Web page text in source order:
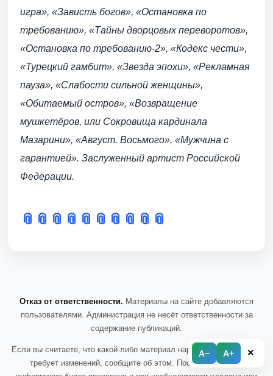
A− A+ ×
игра», «Зависть богов», «Остановка по
требованию», «Тайны дворцовых переворотов»,
«Остановка по требованию-2», «Кодекс чести»,
«Турецкий гамбит», «Звезда эпохи», «Рекламная
пауза», «Слабости сильной женщины»,
«Обитаемый остров», «Возвращение
мушкетёров, или Сокровища кардинала
Мазарини», «Август. Восьмого», «Мужчина с
гарантией». Заслуженный артист Российской
Федерации.
📎 📎 📎 📎 📎 📎 📎 📎 📎 📎
Отказ от ответственности. Материалы на сайте добавляются
пользователями. Администрация не несёт ответственности за
содержание публикаций.
Если вы считаете, что какой-либо материал нарушает правила или
требует изменений, сообщите об этом. После обращения